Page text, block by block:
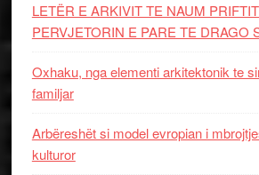
LETËR E ARKIVIT TE NAUM
PERVJETORIN E PARE TE DRAGO
Oxhaku, nga elementi arkitektonik te
familjar
Arbëreshët si model evropian i
kulturor